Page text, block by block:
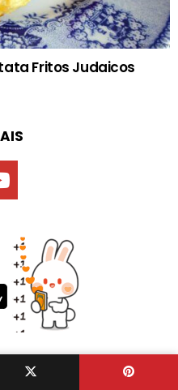
Fritos Judaicos
youtube